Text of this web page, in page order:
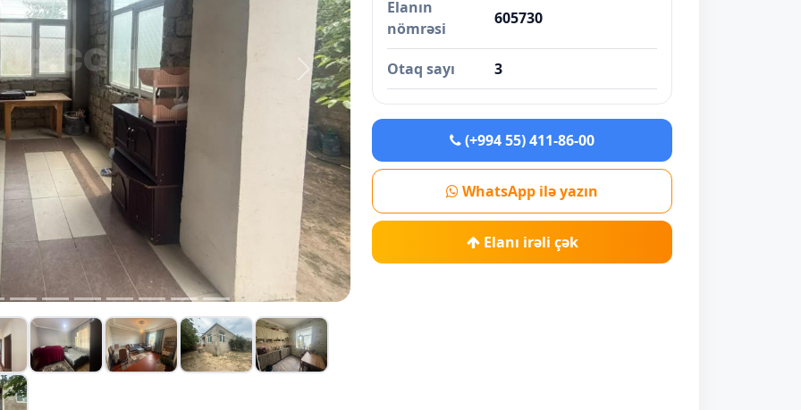
Next
Elanın
nömrəsi
605730
Otaq sayı 3
(+994 55) 411-86-00
WhatsApp ilə yazın
Elanı irəli çək